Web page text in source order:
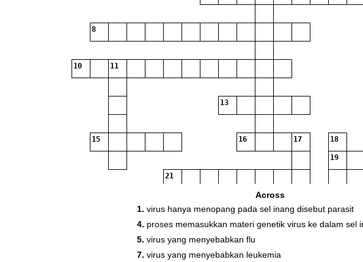
8
10 11
13
15 16 17 18
19
21
26
Across
1. virus hanya menopang pada sel inang disebut parasit
4. proses memasukkan materi genetik virus ke dalam sel
5. virus yang menyebabkan flu
7. virus yang menyebabkan leukemia